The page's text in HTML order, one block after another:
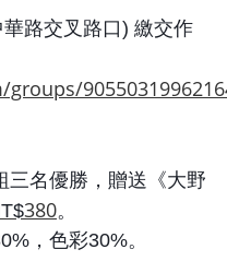
路交叉路口) 繳交作
名優勝， 贈送 《大野
380。
，色彩30%。